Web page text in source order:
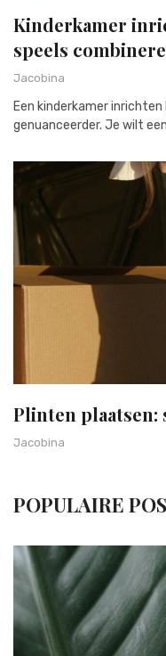
Kinderkamer
speels
Jacobina
Een kinderkamer
genuanceerder. Je wilt
Plinten plaatsen:
Jacobina
POPULAIRE